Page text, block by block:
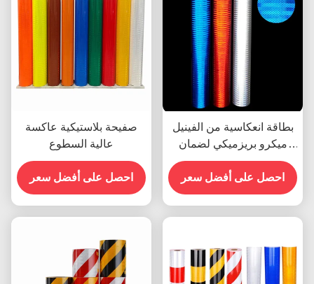
صفيحة بلاستيكية عاكسة
عالية السطوع
احصل على أفضل سعر
بطاقة انعكاسية من الفينيل
ميكرو بريزميكي لضمان
السلامة المرورية
احصل على أفضل سعر